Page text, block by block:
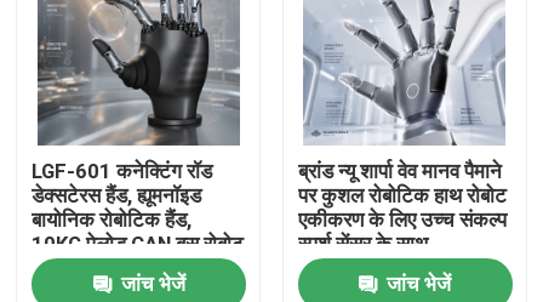
वीडियो
हमारे बारे में
कारखाना भ्रमण
गुणवत्ता नियंत्रण
LGF-601 कनेक्टिंग रॉड
डेक्सटेरस हैंड, ह्यूमनॉइड
बायोनिक रोबोटिक हैंड,
10KG पेलोड CAN बस रोबोट
एंड इफेक्टर ग्रिपर
जांच भेजें
ब्रांड न्यू शार्पा वेव मानव पैमाने
पर कुशल रोबोटिक हाथ रोबोट
एकीकरण के लिए उच्च संकल्प
स्पर्श सेंसर के साथ
जांच भेजें